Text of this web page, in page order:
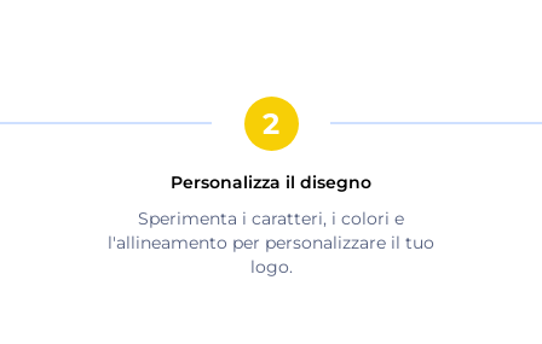
Personalizza il disegno
Sperimenta i caratteri, i colori e
l'allineamento per personalizzare il tuo
logo.